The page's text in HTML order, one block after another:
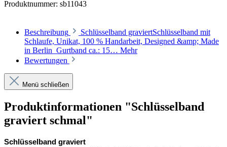
Produktnummer: sb11043
Beschreibung
Schlüsselband graviertSchlüsselband mit
Schlaufe, Unikat, 100 % Handarbeit, Designed &amp; Made
in Berlin Gurtband ca.: 15… Mehr
Bewertungen
Menü schließen
Produktinformationen "Schlüsselband
graviert schmal"
Schlüsselband graviert